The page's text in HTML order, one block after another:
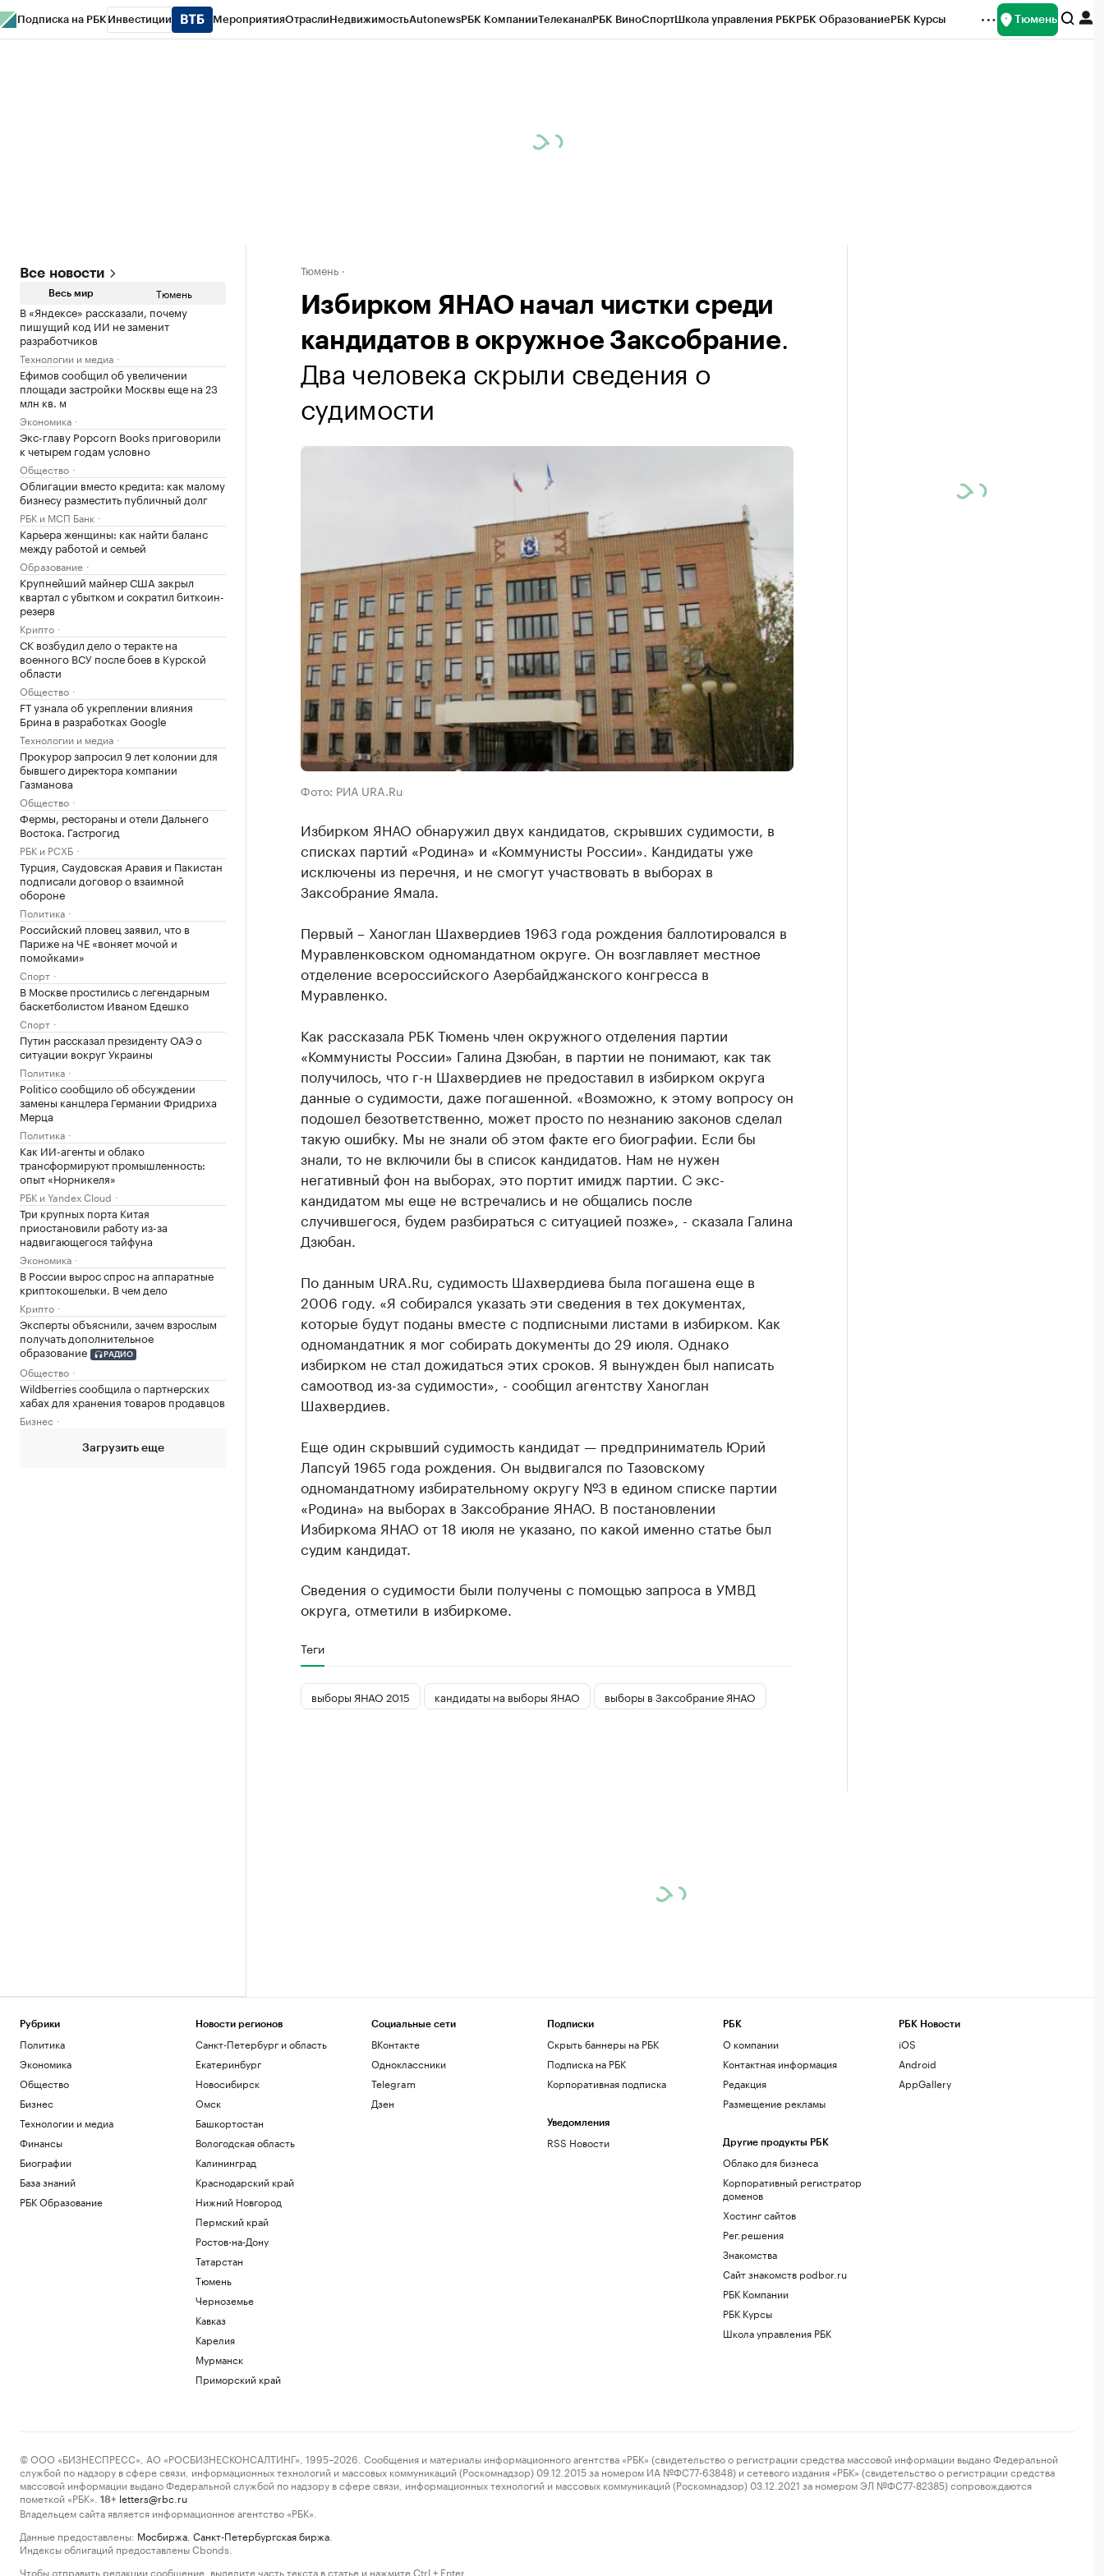
Подписка на РБК Инвестиции МероприятияОтраслиНедвижимостьAutonewsРБК КомпанииТелеканалРБК ВиноСпортШкола управления РБКРБК ОбразованиеРБК Курсы Тюмень
Все новости
Весь мир Тюмень
В «Яндексе» рассказали, почему
пишущий код ИИ не заменит
разработчиков
Технологии и медиа
Ефимов сообщил об увеличении
площади застройки Москвы еще на 23
млн кв. м
Экономика
Экс-главу Popcorn Books приговорили
к четырем годам условно
Общество
Облигации вместо кредита: как малому
бизнесу разместить публичный долг
РБК и МСП Банк
Карьера женщины: как найти баланс
между работой и семьей
Образование
Крупнейший майнер США закрыл
квартал с убытком и сократил биткоин-
резерв
Крипто
СК возбудил дело о теракте на
военного ВСУ после боев в Курской
области
Общество
FT узнала об укреплении влияния
Брина в разработках Google
Технологии и медиа
Прокурор запросил 9 лет колонии для
бывшего директора компании
Газманова
Общество
Фермы, рестораны и отели Дальнего
Востока. Гастрогид
РБК и РСХБ
Турция, Саудовская Аравия и Пакистан
подписали договор о взаимной
обороне
Политика
Российский пловец заявил, что в
Париже на ЧЕ «воняет мочой и
помойками»
Спорт
В Москве простились с легендарным
баскетболистом Иваном Едешко
Спорт
Путин рассказал президенту ОАЭ о
ситуации вокруг Украины
Политика
Politico сообщило об обсуждении
замены канцлера Германии Фридриха
Мерца
Политика
Как ИИ-агенты и облако
трансформируют промышленность:
опыт «Норникеля»
РБК и Yandex Cloud
Три крупных порта Китая
приостановили работу из-за
надвигающегося тайфуна
Экономика
В России вырос спрос на аппаратные
криптокошельки. В чем дело
Крипто
Эксперты объяснили, зачем взрослым
получать дополнительное
образование
РАДИО
Общество
Wildberries сообщила о партнерских
хабах для хранения товаров продавцов
Бизнес
Загрузить еще
Тюмень
Избирком ЯНАО начал чистки среди
кандидатов в окружное Заксобрание.
Два человека скрыли сведения о
судимости
Фото: РИА URA.Ru
Избирком ЯНАО обнаружил двух кандидатов, скрывших судимости, в
списках партий «Родина» и «Коммунисты России». Кандидаты уже
исключены из перечня, и не смогут участвовать в выборах в
Заксобрание Ямала.
Первый – Ханоглан Шахвердиев 1963 года рождения баллотировался в
Муравленковском одномандатном округе. Он возглавляет местное
отделение всероссийского Азербайджанского конгресса в
Муравленко.
Как рассказала РБК Тюмень член окружного отделения партии
«Коммунисты России» Галина Дзюбан, в партии не понимают, как так
получилось, что г-н Шахвердиев не предоставил в избирком округа
данные о судимости, даже погашенной. «Возможно, к этому вопросу он
подошел безответственно, может просто по незнанию законов сделал
такую ошибку. Мы не знали об этом факте его биографии. Если бы
знали, то не включили бы в список кандидатов. Нам не нужен
негативный фон на выборах, это портит имидж партии. С экс-
кандидатом мы еще не встречались и не общались после
случившегося, будем разбираться с ситуацией позже», - сказала Галина
Дзюбан.
По данным URA.Ru, судимость Шахвердиева была погашена еще в
2006 году. «Я собирался указать эти сведения в тех документах,
которые будут поданы вместе с подписными листами в избирком. Как
одномандатник я мог собирать документы до 29 июля. Однако
избирком не стал дожидаться этих сроков. Я вынужден был написать
самоотвод из-за судимости», - сообщил агентству Ханоглан
Шахвердиев.
Еще один скрывший судимость кандидат — предприниматель Юрий
Лапсуй 1965 года рождения. Он выдвигался по Тазовскому
одномандатному избирательному округу №3 в едином списке партии
«Родина» на выборах в Заксобрание ЯНАО. В постановлении
Избиркома ЯНАО от 18 июля не указано, по какой именно статье был
судим кандидат.
Сведения о судимости были получены с помощью запроса в УМВД
округа, отметили в избиркоме.
Теги
выборы ЯНАО 2015 кандидаты на выборы ЯНАО выборы в Заксобрание ЯНАО
Рубрики
Политика
Экономика
Общество
Бизнес
Технологии и медиа
Финансы
Биографии
База знаний
РБК Образование
Новости регионов
Санкт-Петербург и область
Екатеринбург
Новосибирск
Омск
Башкортостан
Вологодская область
Калининград
Краснодарский край
Нижний Новгород
Пермский край
Ростов-на-Дону
Татарстан
Тюмень
Черноземье
Кавказ
Карелия
Мурманск
Приморский край
Социальные сети
ВКонтакте
Одноклассники
Telegram
Дзен
Подписки
Скрыть баннеры на РБК
Подписка на РБК
Корпоративная подписка
Уведомления
RSS Новости
РБК
О компании
Контактная информация
Редакция
Размещение рекламы
Другие продукты РБК
Облако для бизнеса
Корпоративный регистратор
доменов
Хостинг сайтов
Рег.решения
Знакомства
Сайт знакомств podbor.ru
РБК Компании
РБК Курсы
Школа управления РБК
РБК Новости
iOS
Android
AppGallery
© ООО «БИЗНЕСПРЕСС», АО «РОСБИЗНЕСКОНСАЛТИНГ», 1995–2026. Сообщения и материалы информационного агентства «РБК» (свидетельство о регистрации средства массовой информации выдано Федеральной
службой по надзору в сфере связи, информационных технологий и массовых коммуникаций (Роскомнадзор) 09.12.2015 за номером ИА №ФС77-63848) и сетевого издания «РБК» (свидетельство о регистрации средства
массовой информации выдано Федеральной службой по надзору в сфере связи, информационных технологий и массовых коммуникаций (Роскомнадзор) 03.12.2021 за номером ЭЛ №ФС77-82385) сопровождаются
пометкой «РБК».
18+ letters@rbc.ru
Владельцем сайта является информационное агентство «РБК».
Данные предоставлены: Мосбиржа Санкт-Петербургская биржа
Индексы облигаций предоставлены Cbonds.
Чтобы отправить редакции сообщение, выделите часть текста в статье и нажмите Ctrl + Enter